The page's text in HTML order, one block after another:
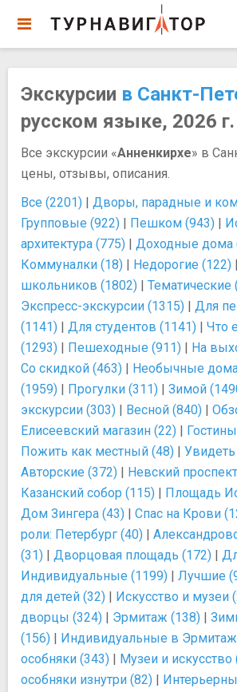
Экскурсии в Санкт-
русском языке, 2026 г.
Все экскурсии «Анненкирхе» в
цены, отзывы, описания.
Все (2201) | Дворы, парадные и
Групповые (922) | Пешком (943) |
архитектура (775) | Доходные дома
Коммуналки (18) | Недорогие (122) |
школьников (1802) | Тематические
Экспресс-экскурсии (1315) | Для
(1141) | Для студентов (1141) | Что
(1293) | Пешеходные (911) | На
Со скидкой (463) | Необычные
(1959) | Прогулки (311) | Зимой
экскурсии (303) | Весной (840) |
Елисеевский магазин (22) |
Пожить как местный (48) |
Авторские (372) | Невский
Казанский собор (115) | Площадь
Дом Зингера (43) | Спас на Крови
роли: Петербург (40) |
(31) | Дворцовая площадь (172) |
Индивидуальные (1199) | Лучшие
для детей (32) | Искусство и музеи
дворцы (324) | Эрмитаж (138) |
(156) | Индивидуальные в
особняки (343) | Музеи и искусство
особняки изнутри (82) |